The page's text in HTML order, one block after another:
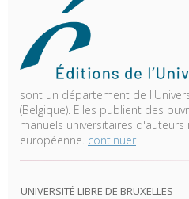
sont un département de
(Belgique). Elles publient des
manuels universitaires d'auteurs
européenne. continuer
UNIVERSITÉ LIBRE DE BRUXELLES